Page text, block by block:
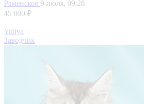
Раменское 9 июля, 09:28
45 000 ₽
Yuliya
Заводчик